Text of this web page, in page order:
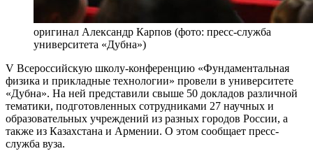
оригинал Александр Карпов (фото: пресс-служба
университета «Дубна»)
V Всероссийскую школу-конференцию «Фундаментальная
физика и прикладные технологии» провели в университете
«Дубна». На ней представили свыше 50 докладов различной
тематики, подготовленных сотрудниками 27 научных и
образовательных учреждений из разных городов России, а
также из Казахстана и Армении. О этом сообщает пресс-
служба вуза.